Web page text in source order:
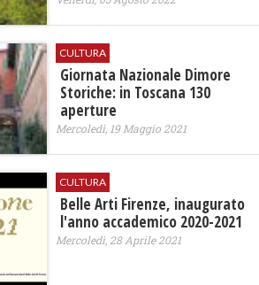
CULTURA
Giornata Nazionale Dimore
Storiche: in Toscana 130
aperture
Mercoledì, 19 Maggio 2021
CULTURA
Belle Arti Firenze, inaugurato
l'anno accademico 2020-2021
Mercoledì, 28 Aprile 2021